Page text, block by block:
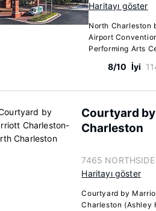
Haritayı göster
North Charleston
Airport
Performing Arts
8/10 İyi
Courtyard
Charleston
7465
Haritayı göster
Courtyard by
Charleston (Ashley